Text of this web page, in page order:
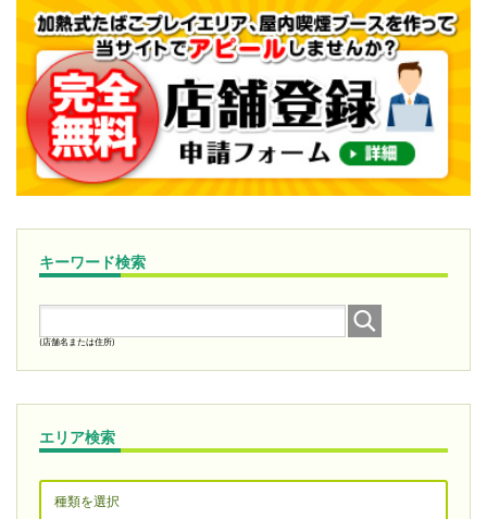
キーワード検索
(店舗名または住所)
エリア検索